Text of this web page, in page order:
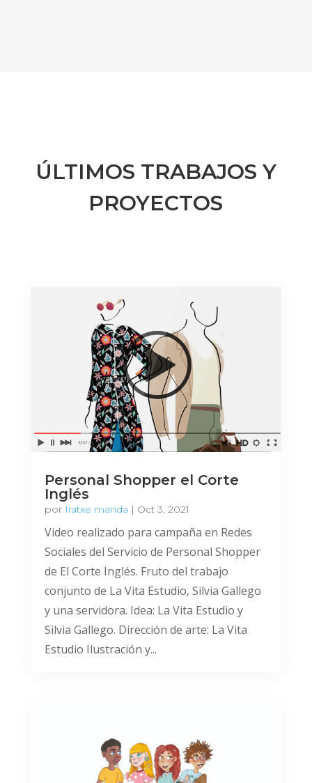
ÚLTIMOS TRABAJOS Y
PROYECTOS
Personal Shopper el Corte
Inglés
por Iratxe manda | Oct 3, 2021
Video realizado para campaña en Redes
Sociales del Servicio de Personal Shopper
de El Corte Inglés. Fruto del trabajo
conjunto de La Vita Estudio, Silvia Gallego
y una servidora. Idea: La Vita Estudio y
Silvia Gallego. Dirección de arte: La Vita
Estudio Ilustración y...